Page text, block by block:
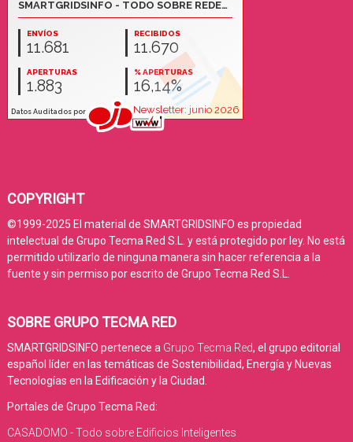
COPYRIGHT
©1999-2025 El material de SMARTGRIDSINFO es propiedad
intelectual de Grupo Tecma Red S.L. y está protegido por ley. No está
permitido utilizarlo de ninguna manera sin hacer referencia a la
fuente y sin permiso por escrito de Grupo Tecma Red S.L.
SOBRE GRUPO TECMA RED
SMARTGRIDSINFO pertenece a Grupo Tecma Red, el grupo editorial
español líder en las temáticas de Sostenibilidad, Energía y Nuevas
Tecnologías en la Edificación y la Ciudad.
Portales de Grupo Tecma Red:
CASADOMO - Todo sobre Edificios Inteligentes